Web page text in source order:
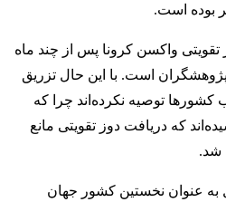
بوده است.
واکسن کرونا پس از چند ماه
است. با این حال تزریق
توصیه نکرده‌اند چرا که
که دریافت دوز تقویتی مانع
شد.
به عنوان نخستین کشور جهان